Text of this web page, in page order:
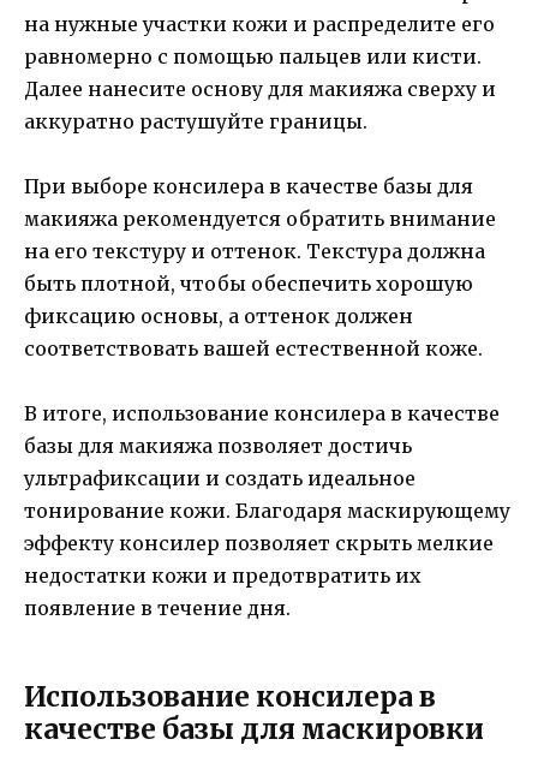
на нужные участки кожи и распределите его
равномерно с помощью пальцев или кисти.
Далее нанесите основу для макияжа сверху и
аккуратно растушуйте границы.
При выборе консилера в качестве базы для
макияжа рекомендуется обратить внимание
на его текстуру и оттенок. Текстура должна
быть плотной, чтобы обеспечить хорошую
фиксацию основы, а оттенок должен
соответствовать вашей естественной коже.
В итоге, использование консилера в качестве
базы для макияжа позволяет достичь
ультрафиксации и создать идеальное
тонирование кожи. Благодаря маскирующему
эффекту консилер позволяет скрыть мелкие
недостатки кожи и предотвратить их
появление в течение дня.
Использование консилера в
качестве базы для маскировки